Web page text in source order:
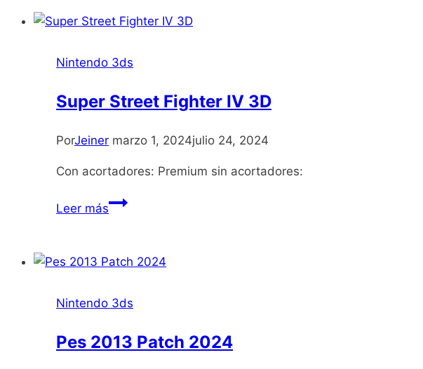
Crashers
Nintendo 3ds
Super Street Fighter IV 3D
PorJeiner marzo 1, 2024julio 24, 2024
Con acortadores: Premium sin acortadores:
Leer másSuper
IV
Nintendo 3ds
Pes 2013 Patch 2024